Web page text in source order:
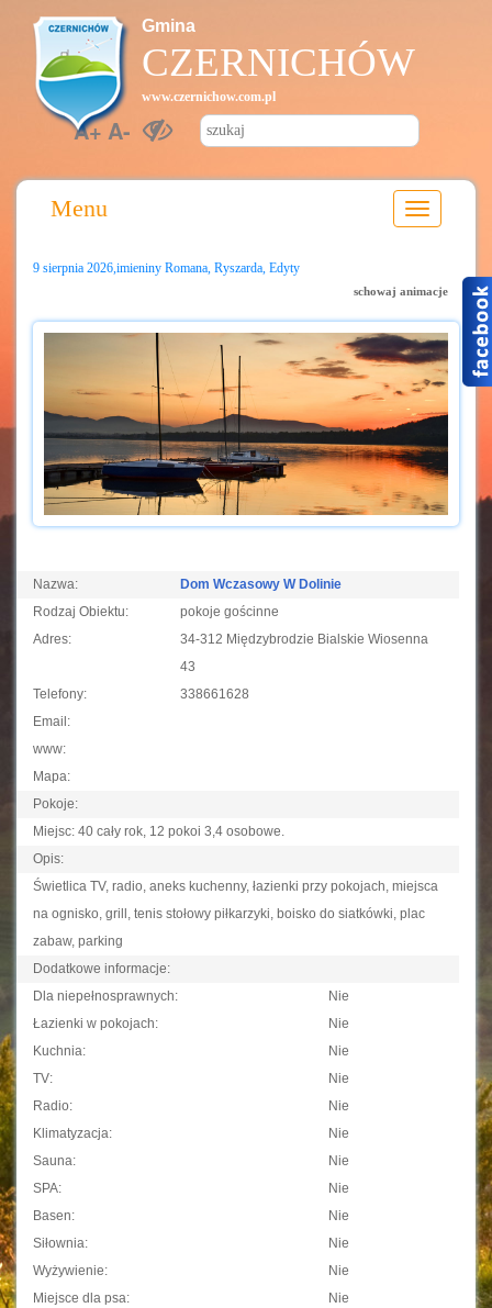
Gmina
CZERNICHÓW
www.czernichow.com.pl
A+A-
Menu
9 sierpnia 2026,imieniny Romana, Ryszarda, Edyty
schowaj animacje
Nazwa:
Dom Wczasowy W Dolinie
Rodzaj Obiektu:
pokoje gościnne
Adres:
34-312 Międzybrodzie Bialskie Wiosenna
43
Telefony:
338661628
Email:
www:
Mapa:
Pokoje:
Miejsc: 40 cały rok, 12 pokoi 3,4 osobowe.
Opis:
Świetlica TV, radio, aneks kuchenny, łazienki przy pokojach, miejsca
na ognisko, grill, tenis stołowy piłkarzyki, boisko do siatkówki, plac
zabaw, parking
Dodatkowe informacje:
Dla niepełnosprawnych:
Nie
Łazienki w pokojach:
Nie
Kuchnia:
Nie
TV:
Nie
Radio:
Nie
Klimatyzacja:
Nie
Sauna:
Nie
SPA:
Nie
Basen:
Nie
Siłownia:
Nie
Wyżywienie:
Nie
Miejsce dla psa:
Nie